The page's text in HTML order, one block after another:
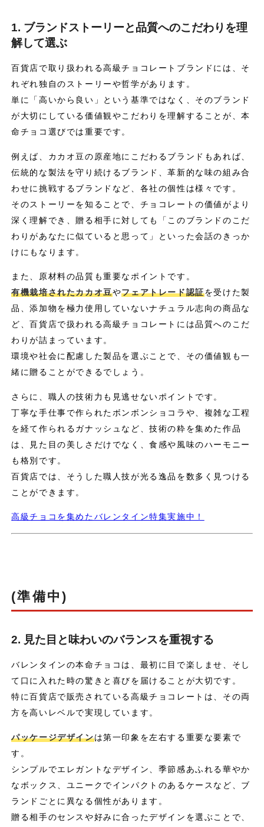
1. ブランドストーリーと品質へのこだわりを理
解して選ぶ
百貨店で取り扱われる高級チョコレートブランドには、そ
れぞれ独自のストーリーや哲学があります。
単に「高いから良い」という基準ではなく、そのブランド
が大切にしている価値観やこだわりを理解することが、本
命チョコ選びでは重要です。
例えば、カカオ豆の原産地にこだわるブランドもあれば、
伝統的な製法を守り続けるブランド、革新的な味の組み合
わせに挑戦するブランドなど、各社の個性は様々です。
そのストーリーを知ることで、チョコレートの価値がより
深く理解でき、贈る相手に対しても「このブランドのこだ
わりがあなたに似ていると思って」といった会話のきっか
けにもなります。
また、原材料の品質も重要なポイントです。
有機栽培されたカカオ豆やフェアトレード認証を受けた製
品、添加物を極力使用していないナチュラル志向の商品な
ど、百貨店で扱われる高級チョコレートには品質へのこだ
わりが詰まっています。
環境や社会に配慮した製品を選ぶことで、その価値観も一
緒に贈ることができるでしょう。
さらに、職人の技術力も見逃せないポイントです。
丁寧な手仕事で作られたボンボンショコラや、複雑な工程
を経て作られるガナッシュなど、技術の粋を集めた作品
は、見た目の美しさだけでなく、食感や風味のハーモニー
も格別です。
百貨店では、そうした職人技が光る逸品を数多く見つける
ことができます。
高級チョコを集めたバレンタイン特集実施中！
(準備中)
2. 見た目と味わいのバランスを重視する
バレンタインの本命チョコは、最初に目で楽しませ、そし
て口に入れた時の驚きと喜びを届けることが大切です。
特に百貨店で販売されている高級チョコレートは、その両
方を高いレベルで実現しています。
パッケージデザインは第一印象を左右する重要な要素で
す。
シンプルでエレガントなデザイン、季節感あふれる華やか
なボックス、ユニークでインパクトのあるケースなど、ブ
ランドごとに異なる個性があります。
贈る相手のセンスや好みに合ったデザインを選ぶことで、